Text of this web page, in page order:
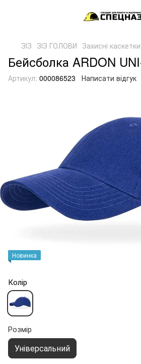
ЗІЗ ЗІЗ ГОЛОВИ Захисні
Бейсболка ARDON
Артикул: 000086523 Написати відгук
Новинка
Колір
Розмір
Універсальний